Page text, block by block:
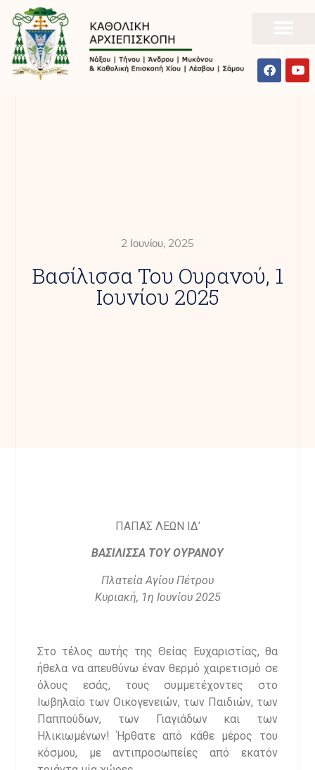
2 Ιουνίου, 2025
Βασίλισσα Του Ουρανού, 1
Ιουνίου 2025
ΠΑΠΑΣ ΛΕΩΝ ΙΔ’
ΒΑΣΙΛΙΣΣΑ ΤΟΥ ΟΥΡΑΝΟΥ
Πλατεία Αγίου Πέτρου
Κυριακή, 1η Ιουνίου 2025
Στο τέλος αυτής της Θείας Ευχαριστίας, θα
ήθελα να απευθύνω έναν θερμό χαιρετισμό σε
όλους εσάς, τους συμμετέχοντες στο
Ιωβηλαίο των Οικογενειών, των Παιδιών, των
Παππούδων, των Γιαγιάδων και των
Ηλικιωμένων! Ήρθατε από κάθε μέρος του
κόσμου, με αντιπροσωπείες από εκατόν